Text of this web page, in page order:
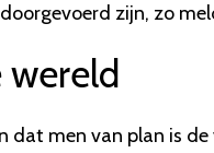
zijn, zo
wereld
men van plan is de